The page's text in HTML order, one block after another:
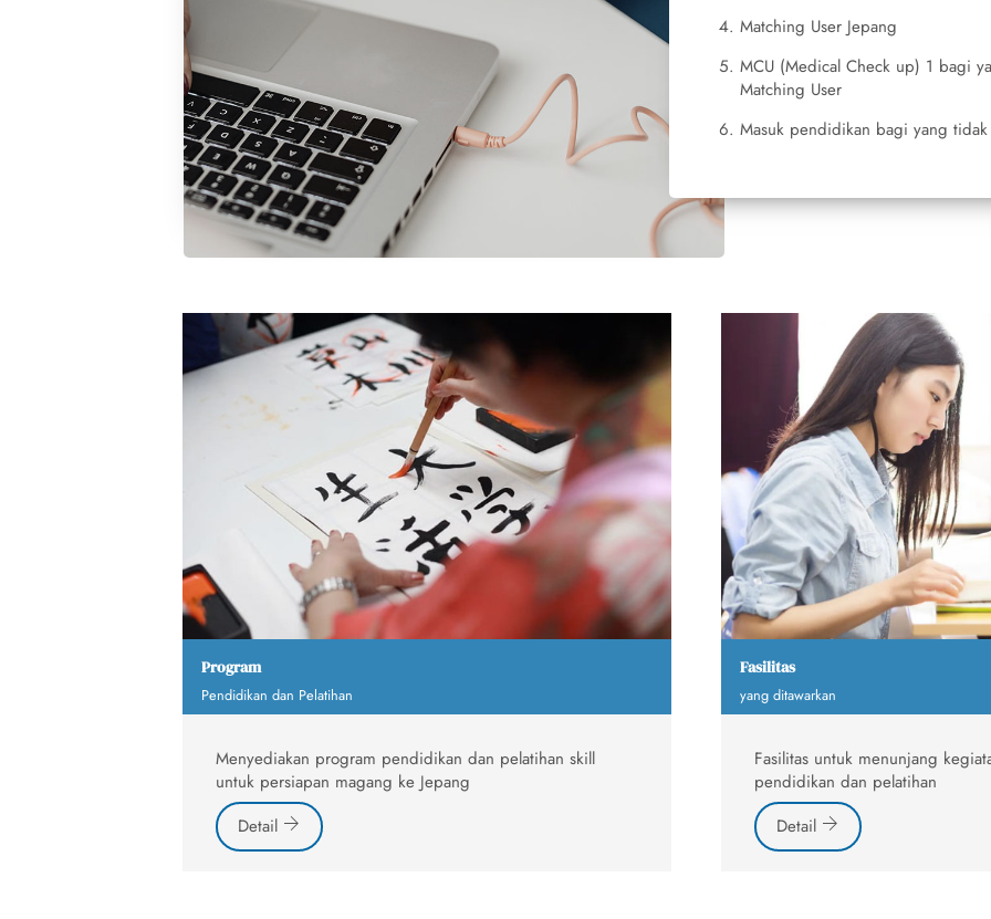
Matching User Jepang
MCU (Medical Check up) 1 bagi
Matching User
Masuk pendidikan bagi yang
Program
Pendidikan dan Pelatihan
Menyediakan program pendidikan dan pelatihan skill
untuk persiapan magang ke Jepang
Detail
Fasilitas
yang ditawarkan
Fasilitas untuk menunjang
pendidikan dan pelatihan
Detail